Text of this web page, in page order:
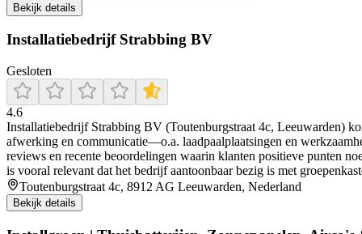
Bekijk details
Installatiebedrijf Strabbing BV
Gesloten
4.6
Installatiebedrijf Strabbing BV (Toutenburgstraat 4c, Leeuwarden)
afwerking en communicatie—o.a. laadpaalplaatsingen en
reviews en recente beoordelingen waarin klanten positieve punten
is vooral relevant dat het bedrijf aantoonbaar bezig is met
Toutenburgstraat 4c, 8912 AG Leeuwarden, Nederland
Bekijk details